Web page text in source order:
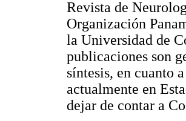
Revista de
Organización
la Universidad de
publicaciones son
síntesis, en cuanto
actualmente en
dejar de contar a